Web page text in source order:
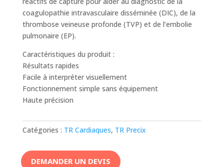
coagulopathie intravasculaire disséminée (DIC), de la
thrombose veineuse profonde (TVP) et de l’embolie
pulmonaire (EP).
Caractéristiques du produit :
Résultats rapides
Facile à interpréter visuellement
Fonctionnement simple sans équipement
Haute précision
Catégories : TR Cardiaques, TR Precix
DEMANDER UN DEVIS